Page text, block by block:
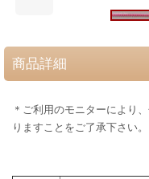
商品詳細
＊ご利用のモニターにより
りますことをご了承下さい。